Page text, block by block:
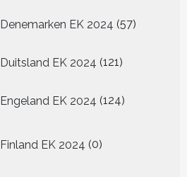
Denemarken EK 2024 5757
Duitsland EK 2024 121121
Engeland EK 2024 124124
Finland EK 2024 0
producten